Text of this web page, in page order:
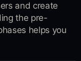
and create
the pre-
helps you